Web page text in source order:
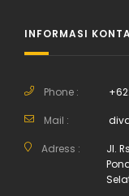
INFORMASI
Phone :
Mail :
Adress :
Jl.